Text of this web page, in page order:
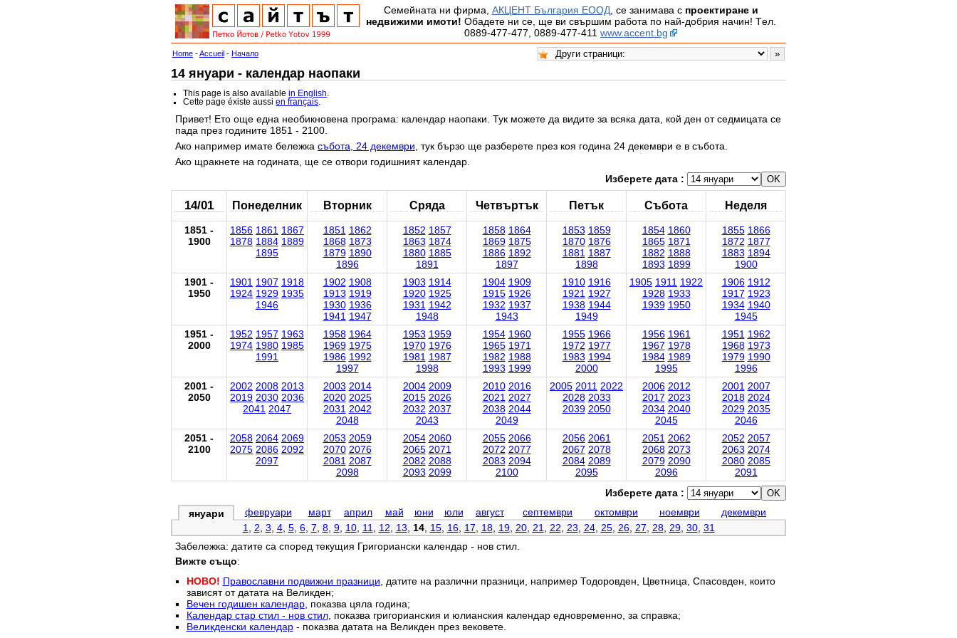
Семейната ни фирма, АКЦЕНТ България ЕООД, се занимава с проектиране и
недвижими имоти! Обадете ни се, ще ви свършим работа по най-добрия начин! Tел.
0889-477-477, 0889-477-411 www.accent.bg
Home -Accueil - Начало
14 януари - календар наопаки
This page is also availablein English
Cette page éxiste aussien français
Привет! Ето още една необикновена програма: календар наопаки. Тук можете да видите за всяка дата, кой ден от седмицата се
пада през годините 1851 - 2100.
Ако например имате бележка събота, 24 декември , тук бързо ще разберете през коя година 24 декември е в събота.
Ако щракнете на годината, ще се отвори годишният календар.
Изберете дата :
14/01 Понеделник Вторник Сряда Четвъртък Петък Събота Неделя
1851 -
1900
1856 1861 1867
1878 1884 1889
1895
1851 1862
1868 1873
1879 1890
1896
1852 1857
1863 1874
1880 1885
1891
1858 1864
1869 1875
1886 1892
1897
1853 1859
1870 1876
1881 1887
1898
1854 1860
1865 1871
1882 1888
1893 1899
1855 1866
1872 1877
1883 1894
1900
1901 -
1950
1901 1907 1918
1924 1929 1935
1946
1902 1908
1913 1919
1930 1936
1941 1947
1903 1914
1920 1925
1931 1942
1948
1904 1909
1915 1926
1932 1937
1943
1910 1916
1921 1927
1938 1944
1949
1905 1911 1922
1928 1933
1939 1950
1906 1912
1917 1923
1934 1940
1945
1951 -
2000
1952 1957 1963
1974 1980 1985
1991
1958 1964
1969 1975
1986 1992
1997
1953 1959
1970 1976
1981 1987
1998
1954 1960
1965 1971
1982 1988
1993 1999
1955 1966
1972 1977
1983 1994
2000
1956 1961
1967 1978
1984 1989
1995
1951 1962
1968 1973
1979 1990
1996
2001 -
2050
2002 2008 2013
2019 2030 2036
2041 2047
2003 2014
2020 2025
2031 2042
2048
2004 2009
2015 2026
2032 2037
2043
2010 2016
2021 2027
2038 2044
2049
2005 2011 2022
2028 2033
2039 2050
2006 2012
2017 2023
2034 2040
2045
2001 2007
2018 2024
2029 2035
2046
2051 -
2100
2058 2064 2069
2075 2086 2092
2097
2053 2059
2070 2076
2081 2087
2098
2054 2060
2065 2071
2082 2088
2093 2099
2055 2066
2072 2077
2083 2094
2100
2056 2061
2067 2078
2084 2089
2095
2051 2062
2068 2073
2079 2090
2096
2052 2057
2063 2074
2080 2085
2091
Изберете дата :
януари
февруари март април май юни юли август септември октомври ноември
декември
1
2 3 4, 5, 6, 7 8, 9, 10, 11 12 13 14, 15, 16, 17 18, 19, 20, 21 22 23 24, 25, 26, 27 28, 29, 30, 31
Забележка: датите са според текущия Григориански календар - нов стил.
Вижте също:
НОВО! Православни подвижни празници , датите на различни празници, например Тодоровден, Цветница, Спасовден, които
зависят от датата на Великден;
Вечен годишен календар, показва цяла година;
Календар стар стил - нов стил, показва григорианския и юлианския календар едновременно, за справка;
Великденски календар- показва датата на Великден през вековете.